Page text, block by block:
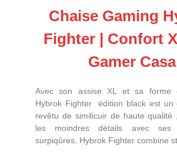
Chaise Gaming
Fighter | Confort
Gamer Casa
Avec son assise XL et sa forme
Hybrok Fighter édition black est un
revêtu de similicuir de haute qualité
les moindres détails avec ses
surpiqûres, Hybrok Fighter combine